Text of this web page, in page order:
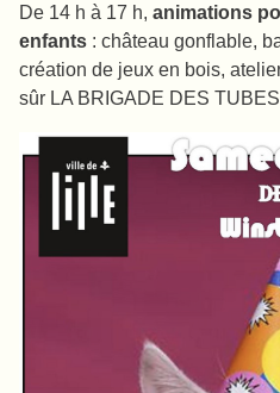
De 14 h à 17 h, animations
enfants : château gonflable,
création de jeux en bois,
sûr LA BRIGADE DES